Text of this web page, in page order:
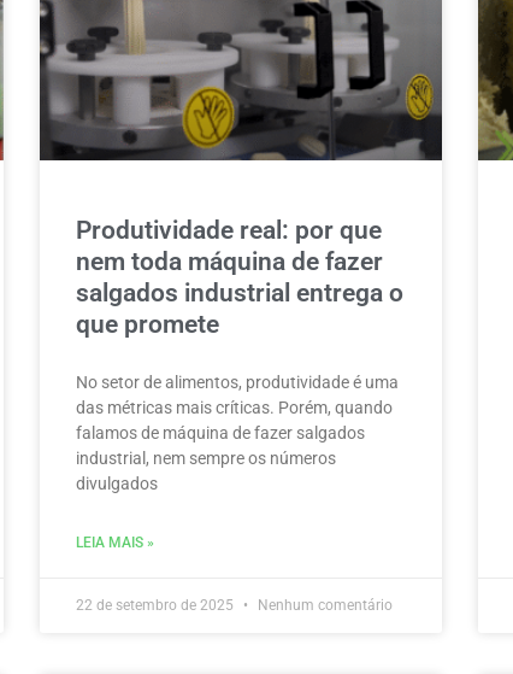
Produtividade real: por que
nem toda máquina de fazer
salgados industrial entrega o
que promete
No setor de alimentos, produtividade é uma
das métricas mais críticas. Porém, quando
falamos de máquina de fazer salgados
industrial, nem sempre os números
divulgados
LEIA MAIS »
22 de setembro de 2025 Nenhum comentário